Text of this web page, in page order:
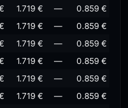
1.719 € —
0.859 €
1.719 € —
0.859 €
1.719 € —
0.859 €
1.719 € —
0.859 €
1.719 € —
0.859 €
1.719 € —
0.859 €